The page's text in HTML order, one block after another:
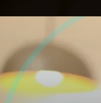
Opening